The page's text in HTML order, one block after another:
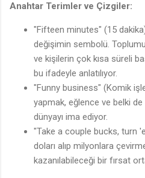
Anahtar Terimler ve Çizgiler:
"Fifteen minutes" (15 dakika):
değişimin sembolü.
ve kişilerin çok kısa süreli
bu ifadeyle anlatılıyor.
"Funny business" (Komik
yapmak, eğlence ve belki
dünyayı ima ediyor.
"Take a couple bucks, turn
doları alıp milyonlara
kazanılabileceği bir fırsat